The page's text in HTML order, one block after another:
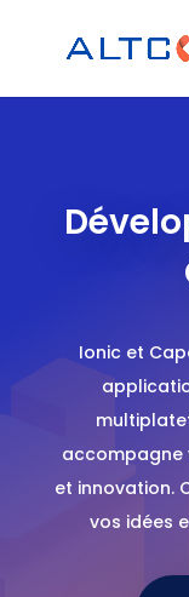
Ionic et
accompagne
et innovation.
vos idées